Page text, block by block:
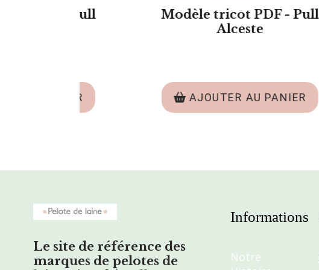
Écheveau de Laine
Archiduchesse - Teint à la
AJOUTER AU PANIER
Le site de référence des
marques de pelotes de
Informations
Notre